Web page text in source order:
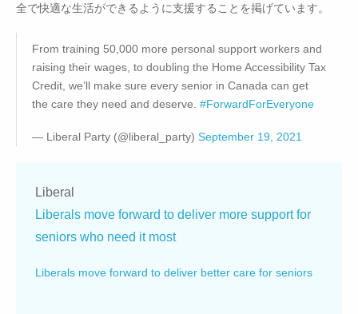
全で快適な生活ができるように支援することを掲げています。
From training 50,000 more personal support workers and
raising their wages, to doubling the Home Accessibility Tax
Credit, we’ll make sure every senior in Canada can get
the care they need and deserve. #ForwardForEveryone
— Liberal Party (@liberal_party) September 19, 2021
Liberal
Liberals move forward to deliver more support for
seniors who need it most
Liberals move forward to deliver better care for seniors